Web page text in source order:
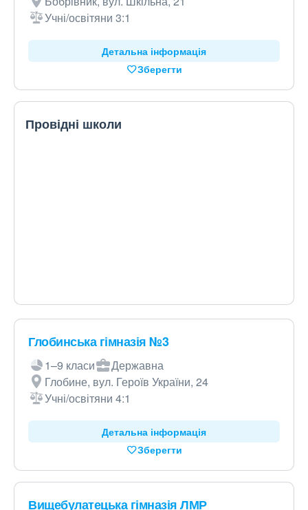
Учні/освітяни 3:1
Детальна інформація
Зберегти
Провідні школи
Глобинська гімназія №3
1–9 класи
Державна
Глобине, вул. Героїв України, 24
Учні/освітяни 4:1
Детальна інформація
Зберегти
Вищебулатецька гімназія ЛМР